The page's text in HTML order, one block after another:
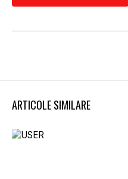
ARTICOLE SIMILARE